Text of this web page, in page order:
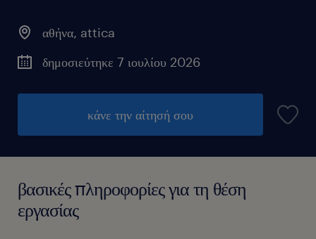
αθήνα, attica
δημοσιεύτηκε 7 ιουλίου 2026
κάνε την αίτησή σου
βασικές πληροφορίες για τη θέση
εργασίας